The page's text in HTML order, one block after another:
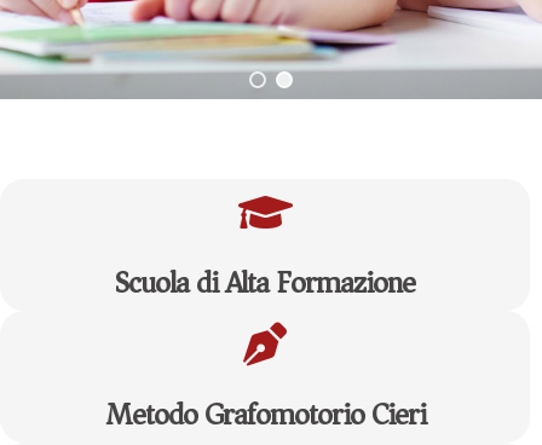
Scuola di Alta Formazione
Metodo Grafomotorio Cieri